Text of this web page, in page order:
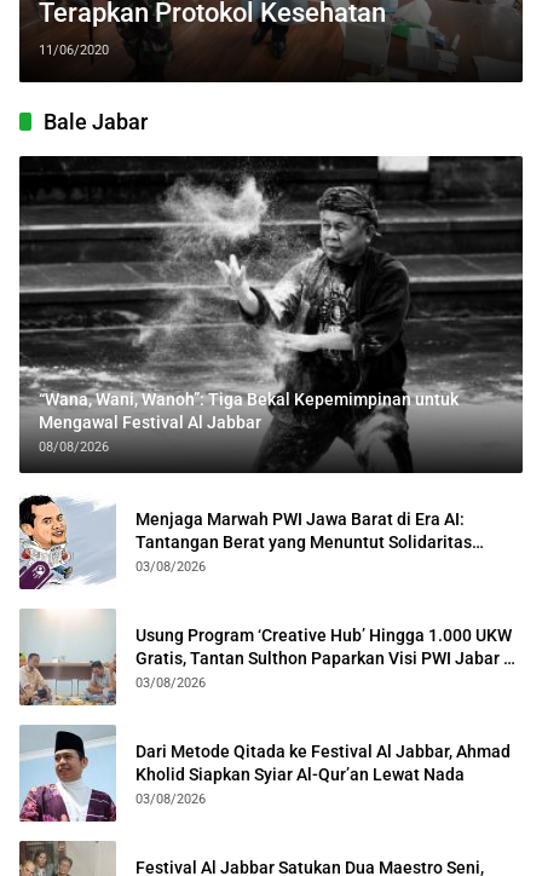
Terapkan Protokol Kesehatan
11/06/2020
Bale Jabar
“Wana, Wani, Wanoh”: Tiga Bekal Kepemimpinan untuk
Mengawal Festival Al Jabbar
08/08/2026
Menjaga Marwah PWI Jawa Barat di Era AI:
Tantangan Berat yang Menuntut Solidaritas
Lintas Generasi
03/08/2026
Usung Program ‘Creative Hub’ Hingga 1.000 UKW
Gratis, Tantan Sulthon Paparkan Visi PWI Jabar di
Kota Bogor
03/08/2026
Dari Metode Qitada ke Festival Al Jabbar, Ahmad
Kholid Siapkan Syiar Al-Qur’an Lewat Nada
03/08/2026
Festival Al Jabbar Satukan Dua Maestro Seni,